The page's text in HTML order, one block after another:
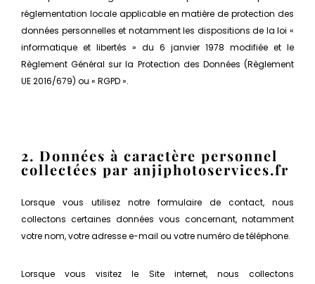
réglementation locale applicable en matière de protection des
données personnelles et notamment les dispositions de la loi «
informatique et libertés » du 6 janvier 1978 modifiée et le
Règlement Général sur la Protection des Données (Règlement
UE 2016/679) ou « RGPD ».
2. Données à caractère personnel
collectées par anjiphotoservices.fr
Lorsque vous utilisez notre formulaire de contact, nous
collectons certaines données vous concernant, notamment
votre nom, votre adresse e-mail ou votre numéro de téléphone.
Lorsque vous visitez le Site internet, nous collectons